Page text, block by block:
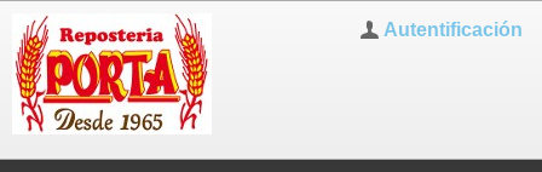
Autentificación